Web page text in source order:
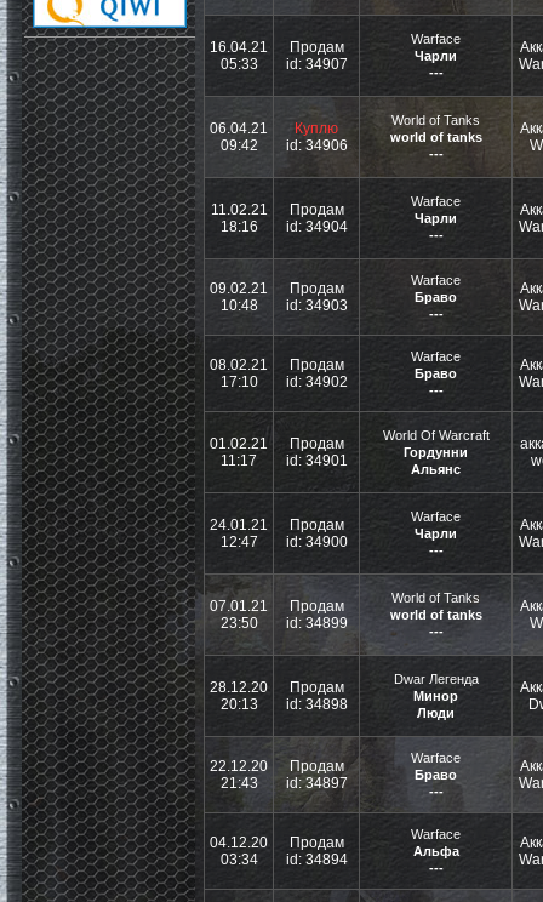
16.04.21
05:33
Продам
id: 34907
Warface
Чарли
---
06.04.21
09:42
Куплю
id: 34906
World of Tanks
world of tanks
---
11.02.21
18:16
Продам
id: 34904
Warface
Чарли
---
09.02.21
10:48
Продам
id: 34903
Warface
Браво
---
08.02.21
17:10
Продам
id: 34902
Warface
Браво
---
01.02.21
11:17
Продам
id: 34901
World Of Warcraft
Гордунни
Альянс
24.01.21
12:47
Продам
id: 34900
Warface
Чарли
---
07.01.21
23:50
Продам
id: 34899
World of Tanks
world of tanks
---
28.12.20
20:13
Продам
id: 34898
Dwar Легенда
Минор
Люди
22.12.20
21:43
Продам
id: 34897
Warface
Браво
---
04.12.20
03:34
Продам
id: 34894
Warface
Альфа
---